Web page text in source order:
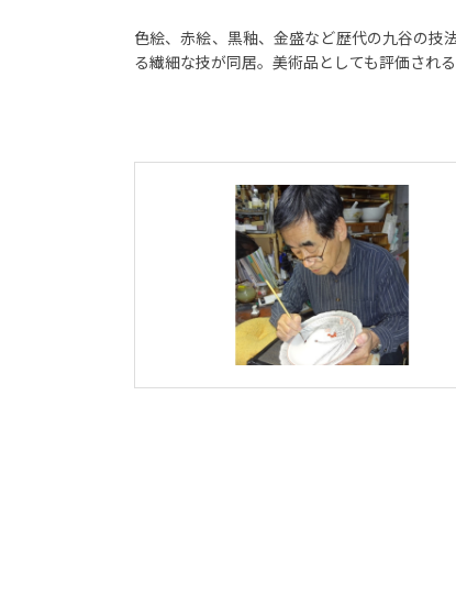
色絵、赤絵、黒釉、金盛など歴代の九谷の技
る繊細な技が同居。美術品としても評価され